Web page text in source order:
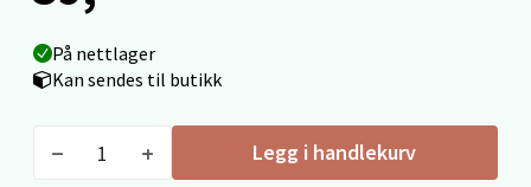
På nettlager
Kan sendes til butikk
Legg i handlekurv
Mo i Rana - Thon Senter Mo i Rana
Fridtjof Nansensgate 22, 8622 Mo i Rana
Åpent i dag 09-19